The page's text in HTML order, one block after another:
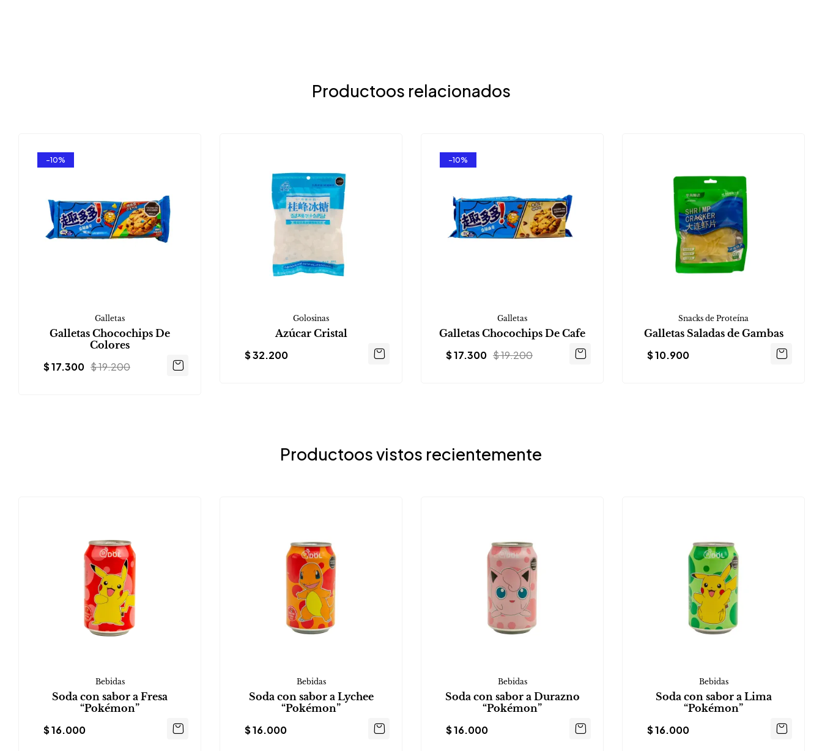
Productoos relacionados
-10%
Galletas
Galletas Chocochips De
Colores
$19.200
$17.300
Golosinas
Azúcar Cristal
$32.200
-10%
Galletas
Galletas Chocochips De Cafe
$19.200
$17.300
Snacks de Proteína
Galletas Saladas de Gambas
$10.900
Productoos vistos recientemente
Bebidas
Soda con sabor a Fresa
“Pokémon”
$16.000
Bebidas
Soda con sabor a Lychee
“Pokémon”
$16.000
Bebidas
Soda con sabor a Durazno
“Pokémon”
$16.000
Bebidas
Soda con sabor a Lima
“Pokémon”
$16.000